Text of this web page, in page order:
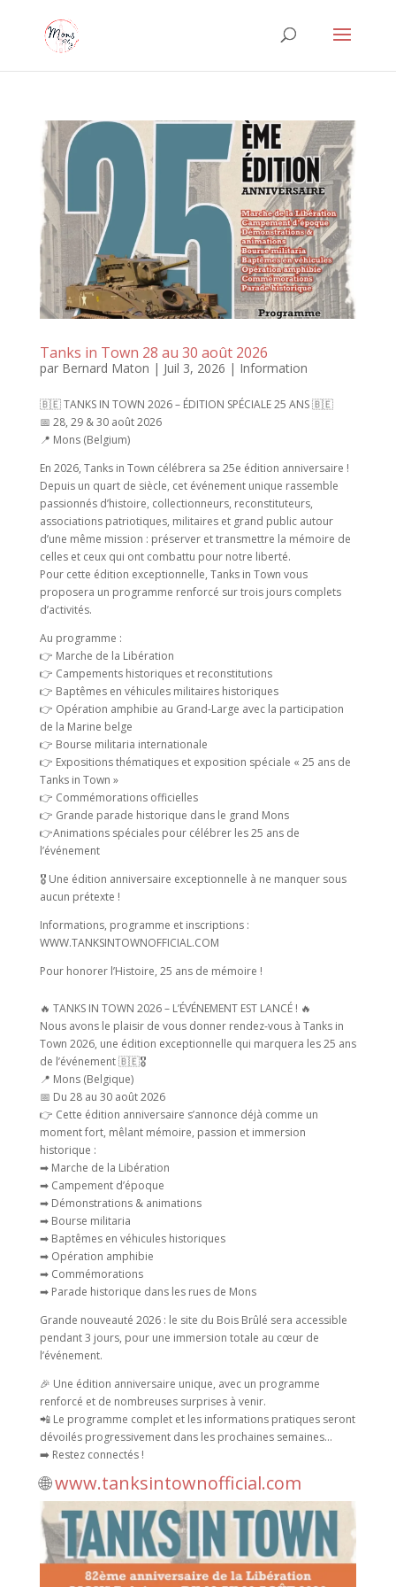
Tanks in Town 28 au 30 août 2026
par Bernard Maton | Juil 3, 2026 | Information
🇧🇪 TANKS IN TOWN 2026 – ÉDITION SPÉCIALE 25 ANS 🇧🇪
📅 28, 29 & 30 août 2026
📍 Mons (Belgium)
En 2026, Tanks in Town célébrera sa 25e édition anniversaire !
Depuis un quart de siècle, cet événement unique rassemble
passionnés d’histoire, collectionneurs, reconstituteurs,
associations patriotiques, militaires et grand public autour
d’une même mission : préserver et transmettre la mémoire de
celles et ceux qui ont combattu pour notre liberté.
Pour cette édition exceptionnelle, Tanks in Town vous
proposera un programme renforcé sur trois jours complets
d’activités.
Au programme :
👉 Marche de la Libération
👉 Campements historiques et reconstitutions
👉 Baptêmes en véhicules militaires historiques
👉 Opération amphibie au Grand-Large avec la participation
de la Marine belge
👉 Bourse militaria internationale
👉 Expositions thématiques et exposition spéciale « 25 ans de
Tanks in Town »
👉 Commémorations officielles
👉 Grande parade historique dans le grand Mons
👉Animations spéciales pour célébrer les 25 ans de
l’événement
🎖️ Une édition anniversaire exceptionnelle à ne manquer sous
aucun prétexte !
Informations, programme et inscriptions :
WWW.TANKSINTOWNOFFICIAL.COM
Pour honorer l’Histoire, 25 ans de mémoire !
🔥 TANKS IN TOWN 2026 – L’ÉVÉNEMENT EST LANCÉ ! 🔥
Nous avons le plaisir de vous donner rendez-vous à Tanks in
Town 2026, une édition exceptionnelle qui marquera les 25 ans
de l’événement 🇧🇪🎖
📍 Mons (Belgique)
📅 Du 28 au 30 août 2026
👉 Cette édition anniversaire s’annonce déjà comme un
moment fort, mêlant mémoire, passion et immersion
historique :
➡ Marche de la Libération
➡ Campement d’époque
➡ Démonstrations & animations
➡ Bourse militaria
➡ Baptêmes en véhicules historiques
➡ Opération amphibie
➡ Commémorations
➡ Parade historique dans les rues de Mons
Grande nouveauté 2026 : le site du Bois Brûlé sera accessible
pendant 3 jours, pour une immersion totale au cœur de
l’événement.
🎉 Une édition anniversaire unique, avec un programme
renforcé et de nombreuses surprises à venir.
📲 Le programme complet et les informations pratiques seront
dévoilés progressivement dans les prochaines semaines…
➡️ Restez connectés !
🌐www.tanksintownofficial.com